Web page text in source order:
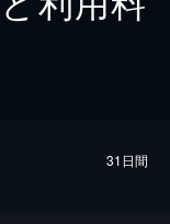
31日間